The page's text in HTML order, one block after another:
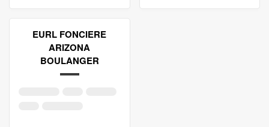
EURL FONCIERE
ARIZONA
BOULANGER